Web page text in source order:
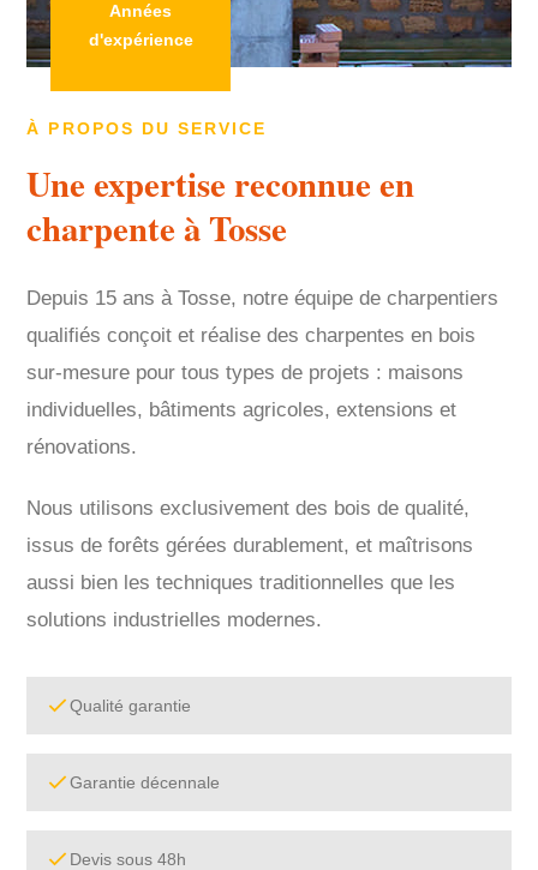
À PROPOS DU SERVICE
Une expertise reconnue en
charpente à Tosse
Depuis 15 ans à Tosse, notre équipe de charpentiers
qualifiés conçoit et réalise des charpentes en bois
sur-mesure pour tous types de projets : maisons
individuelles, bâtiments agricoles, extensions et
rénovations.
Nous utilisons exclusivement des bois de qualité,
issus de forêts gérées durablement, et maîtrisons
aussi bien les techniques traditionnelles que les
solutions industrielles modernes.
Qualité garantie
Garantie décennale
Devis sous 48h
Années
d'expérience